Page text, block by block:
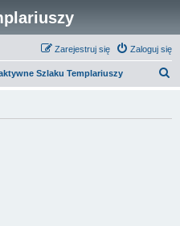
Zaloguj się
Zarejestruj się
Szlaku Templariuszy